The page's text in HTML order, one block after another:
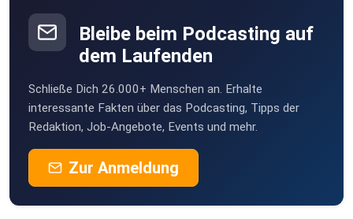
Bleibe beim Podcasting auf
dem Laufenden
Schließe Dich 26.000+ Menschen an. Erhalte
interessante Fakten über das Podcasting, Tipps der
Redaktion, Job-Angebote, Events und mehr.
Zur Anmeldung